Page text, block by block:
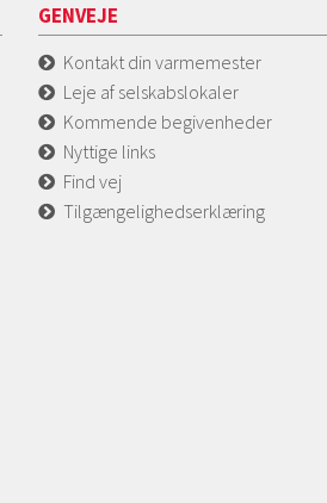
GENVEJE
Kontakt din varmemester
Leje af selskabslokaler
Kommende begivenheder
Nyttige links
Find vej
Tilgængelighedserklæring